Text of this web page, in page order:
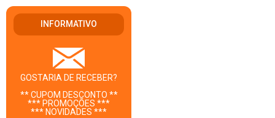
INFORMATIVO
GOSTARIA DE RECEBER?
** CUPOM DESCONTO **
*** PROMOÇÕES ***
*** NOVIDADES ***